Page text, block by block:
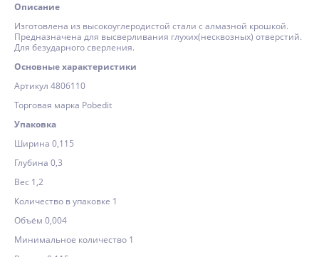
Описание
Изготовлена из высокоуглеродистой стали с алмазной крошкой.
Предназначена для высверливания глухих(несквозных) отверстий.
Для безударного сверления.
Основные характеристики
Артикул 4806110
Торговая марка Pobedit
Упаковка
Ширина 0,115
Глубина 0,3
Вес 1,2
Количество в упаковке 1
Объём 0,004
Минимальное количество 1